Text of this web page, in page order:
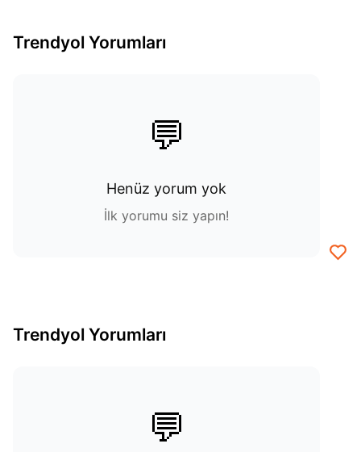
Trendyol Yorumları
💬
Henüz yorum yok
İlk yorumu siz yapın!
Trendyol Yorumları
💬